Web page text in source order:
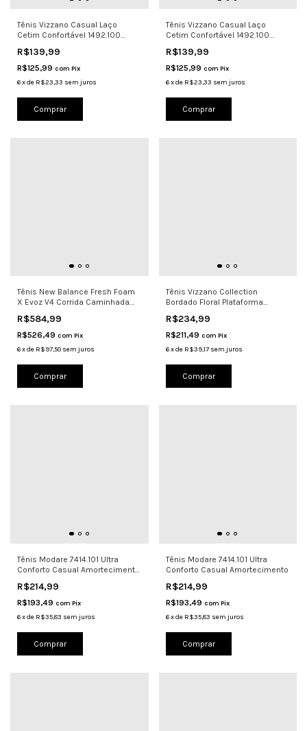
Tênis Vizzano Casual Laço
Cetim Confortável 1492.100
R$139,99
R$125,99 com Pix
6xde R$23,33 sem juros
Comprar
Tênis Vizzano Casual Laço
Cetim Confortável 1492.100
R$139,99
R$125,99 com Pix
6 xde R$23,33 sem juros
Comprar
Tênis New Balance Fresh Foam
X Evoz V4 Corrida Caminhada
R$584,99
R$526,49 com Pix
6xde R$97,50 sem juros
Comprar
Tênis Vizzano Collection
Bordado Floral Plataforma
R$234,99
R$211,49 com Pix
6 xde R$39,17 sem juros
Comprar
Tênis Modare 7414.101 Ultra
Conforto Casual Amortecimento
R$214,99
R$193,49 com Pix
6xde R$35,83 sem juros
Comprar
Tênis Modare 7414.101 Ultra
Conforto Casual Amortecimento
R$214,99
R$193,49 com Pix
6 xde R$35,83 sem juros
Comprar